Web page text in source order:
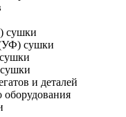
сушки
сушки
и деталей
оборудования